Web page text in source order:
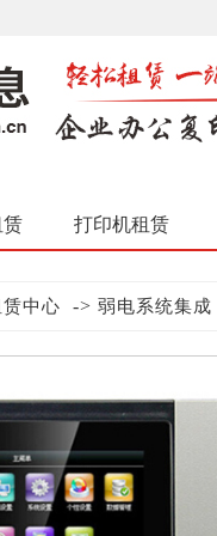
赁 打印机租赁
赁中心 -> 弱电系统集成